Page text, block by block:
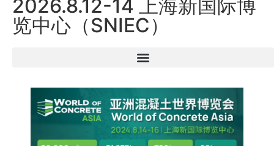
2026.8.12-14 上海新国际博
览中心（SNIEC）